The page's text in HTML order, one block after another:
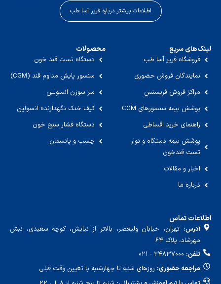
اطلاعات بیشتر درباره فریر آسا طب
لینک‌های سریع
فروشگاه فریر آسا طب
نمایندگان فروش حضوری
مراکز فروش فریسنس
پوشش بیمه سنسورهای CGM
راهنمای خرید اقساطی
پوشش بیمه دستگاه و نوار
تست قندخون
اخبار و مقالات
درباره ما
محصولات
دستگاه تست قند خون
سنسور پایش مداوم قند (CGM)
سر سوزن انسولین
کیف خنک نگهدارنده انسولین
دستگاه فشار سنج خون
چسب و پانسمان
اطلاعات تماس
آدرس: تهران، خیابان ولیعصر، بالاتر از نیایش، کوچه سعیدی، نبش
مهرشاد، پلاک ۶۴
تلفن:
مراجعه حضوری: روزهای شنبه تا چهارشنبه با تعیین وقت قبلی